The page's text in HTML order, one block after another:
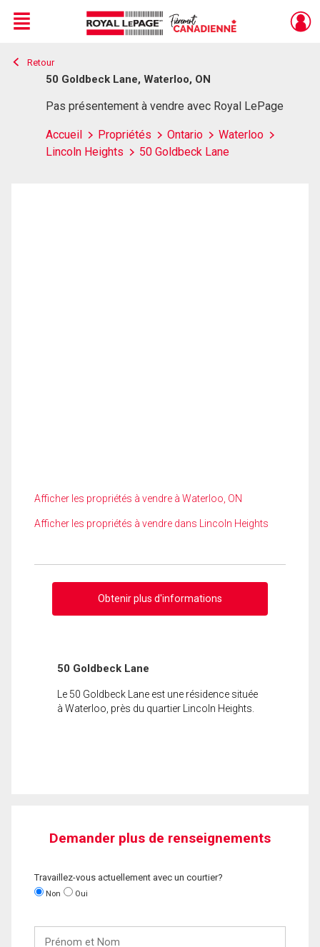
Live
En Direct
Menu
Retour
50 Goldbeck Lane, Waterloo, ON
Pas présentement à vendre avec Royal LePage
Accueil Propriétés Ontario
Waterloo
Lincoln Heights
50 Goldbeck Lane
Afficher les propriétés à vendre à Waterloo, ON
Afficher les propriétés à vendre dans Lincoln Heights
Obtenir plus d'informations
50 Goldbeck Lane
Le 50 Goldbeck Lane est une résidence située
à Waterloo, près du quartier Lincoln Heights.
Demander plus de renseignements
Travaillez-vous actuellement avec un courtier?
Non Oui